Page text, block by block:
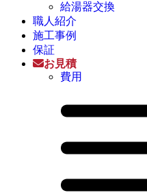
給湯器交換
職人紹介
施工事例
保証
お見積
費用